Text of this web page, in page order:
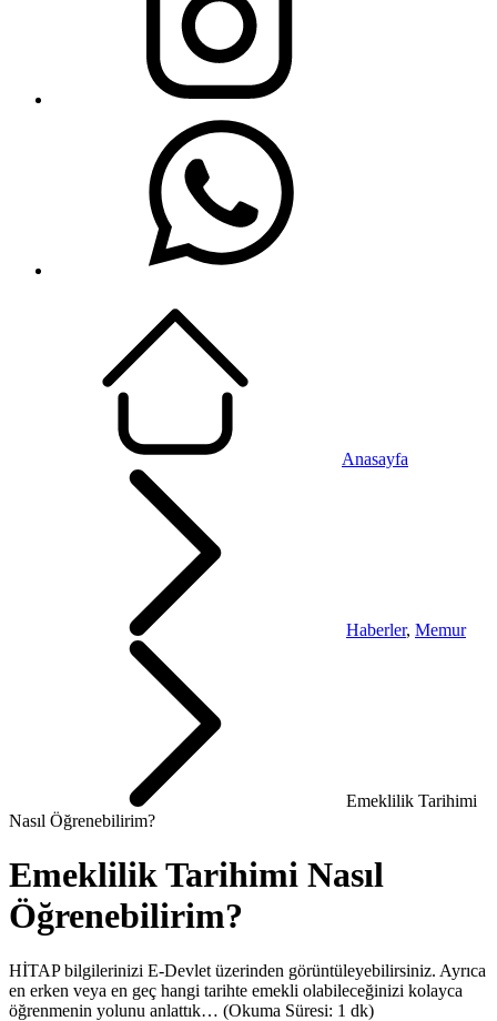
Anasayfa
Haberler, Memur
Emeklilik Tarihimi
Nasıl Öğrenebilirim?
Emeklilik Tarihimi Nasıl
Öğrenebilirim?
HİTAP bilgilerinizi E-Devlet üzerinden görüntüleyebilirsiniz. Ayrıca
en erken veya en geç hangi tarihte emekli olabileceğinizi kolayca
öğrenmenin yolunu anlattık… (Okuma Süresi: 1 dk)